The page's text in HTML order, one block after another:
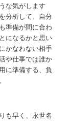
な気がします
分析して、自分
準備が間に合わ
になるかと思い
かなわない相手
や仕事では誰か
に準備する、負
も早く、永世名